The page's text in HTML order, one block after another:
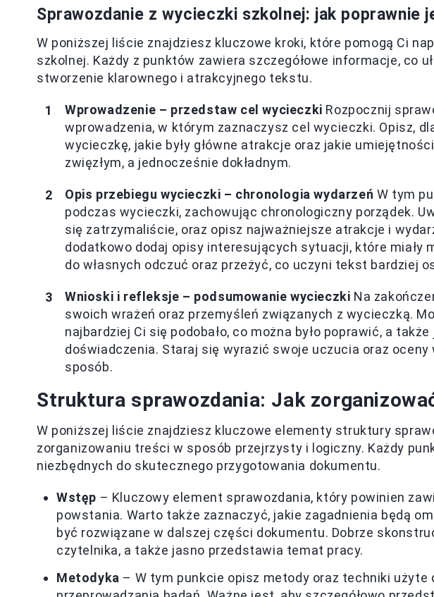
Sprawozdanie z wycieczki szkolnej: jak poprawnie
W poniższej liście znajdziesz kluczowe kroki, które pomogą Ci
szkolnej. Każdy z punktów zawiera szczegółowe informacje, co
stworzenie klarownego i atrakcyjnego tekstu.
Wprowadzenie – przedstaw cel wycieczki Rozpocznij
wprowadzenia, w którym zaznaczysz cel wycieczki. Opisz,
wycieczkę, jakie były główne atrakcje oraz jakie
zwięzłym, a jednocześnie dokładnym.
Opis przebiegu wycieczki – chronologia wydarzeń W tym
podczas wycieczki, zachowując chronologiczny porządek.
się zatrzymaliście, oraz opisz najważniejsze atrakcje i
dodatkowo dodaj opisy interesujących sytuacji, które miały
do własnych odczuć oraz przeżyć, co uczyni tekst bardziej
Wnioski i refleksje – podsumowanie wycieczki Na
swoich wrażeń oraz przemyśleń związanych z wycieczką.
najbardziej Ci się podobało, co można było poprawić, a
doświadczenia. Staraj się wyrazić swoje uczucia oraz oceny
sposób.
Struktura sprawozdania: Jak
W poniższej liście znajdziesz kluczowe elementy struktury
zorganizowaniu treści w sposób przejrzysty i logiczny. Każdy
niezbędnych do skutecznego przygotowania dokumentu.
Wstęp – Kluczowy element sprawozdania, który powinien
powstania. Warto także zaznaczyć, jakie zagadnienia będą
być rozwiązane w dalszej części dokumentu. Dobrze
czytelnika, a także jasno przedstawia temat pracy.
Metodyka – W tym punkcie opisz metody oraz techniki użyte